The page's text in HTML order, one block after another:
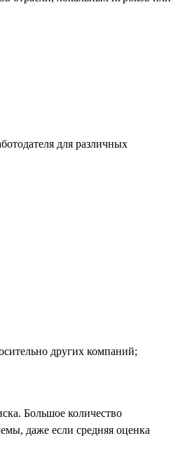
для различных
других компаний;
Большое количество
даже если средняя оценка